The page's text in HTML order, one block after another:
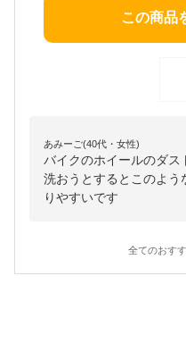
この商品
あみーご(40代・女性)
バイクのホイールのダス
洗おうとするとこのよ
りやすいです
全てのおす